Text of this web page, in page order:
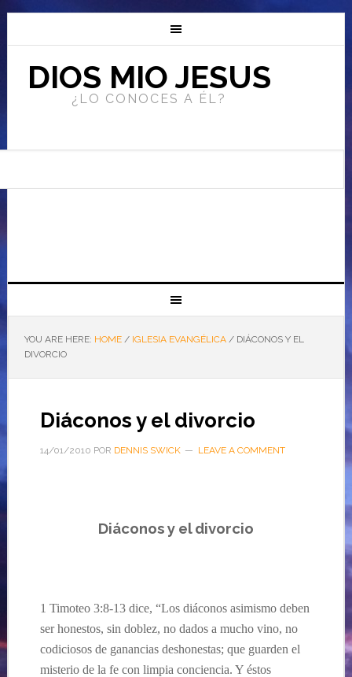
DIOS MIO JESUS
¿LO CONOCES A ÉL?
YOU ARE HERE: HOME / IGLESIA EVANGÉLICA /DIÁCONOS Y EL
DIVORCIO
Diáconos y el divorcio
14/01/2010 POR DENNIS SWICK LEAVE A COMMENT
Diáconos y el divorcio
1 Timoteo 3:8-13 dice, “Los diáconos asimismo deben
ser honestos, sin doblez, no dados a mucho vino, no
codiciosos de ganancias deshonestas; que guarden el
misterio de la fe con limpia conciencia. Y éstos